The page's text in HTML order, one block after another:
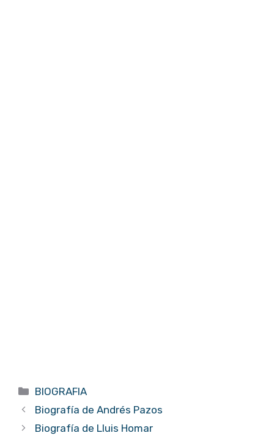
Categorías
BIOGRAFIA
Biografía de Andrés Pazos
Biografía de Lluis Homar